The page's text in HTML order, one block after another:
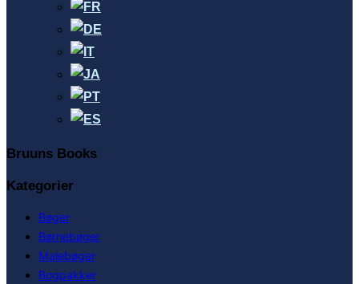
Bruuns Books
Kategorier
Bøger
Børnebøger
Malebøger
Bogpakker